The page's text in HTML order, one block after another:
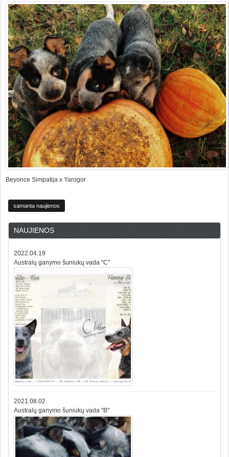
Beyonce Simpatija x Yarogor
samanta naujienos
NAUJIENOS
2022.04.19
Australų ganymo šuniukų vada "C"
2021.08.02
Australų ganymo šuniukų vada "B"